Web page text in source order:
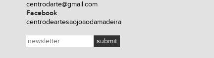
centrodarte@gmail.com
Facebook:
centrodeartesaojoaodamadeira